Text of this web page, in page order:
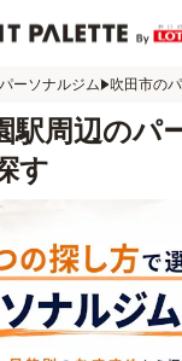
ーソナルジム 吹田市の
駅周辺のパ
す